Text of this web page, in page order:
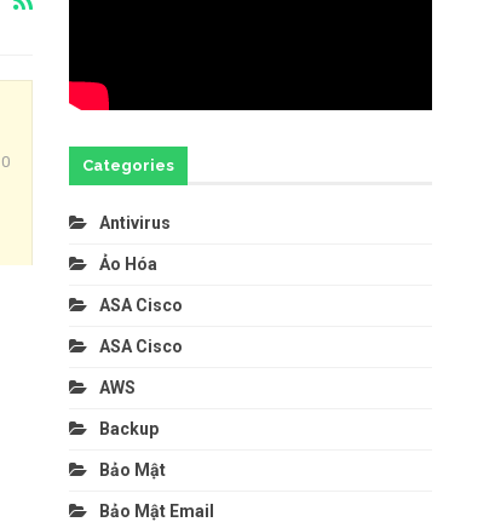
0 Categories
Antivirus
Ảo Hóa
ASA Cisco
ASA Cisco
AWS
Backup
Bảo Mật
Bảo Mật Email